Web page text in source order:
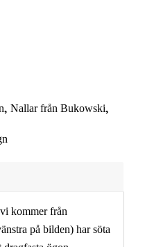
, Nallar från Bukowski,
kommer från
på bilden) har söta